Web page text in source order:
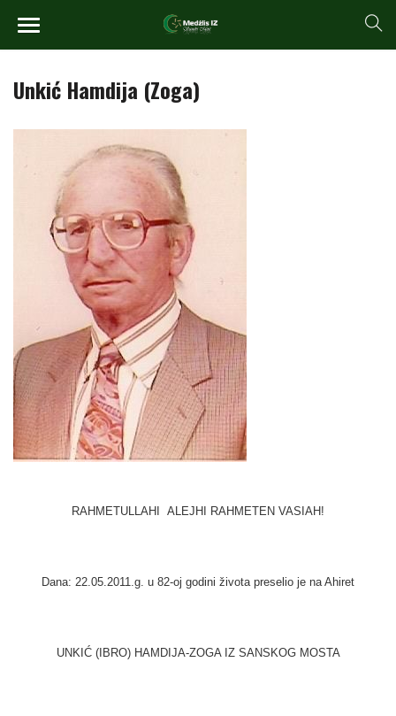
Unkić Hamdija (Zoga)
RAHMETULLAHI ALEJHI RAHMETEN VASIAH!
Dana: 22.05.2011.g. u 82-oj godini života preselio je na Ahiret
UNKIĆ (IBRO) HAMDIJA-ZOGA IZ SANSKOG MOSTA